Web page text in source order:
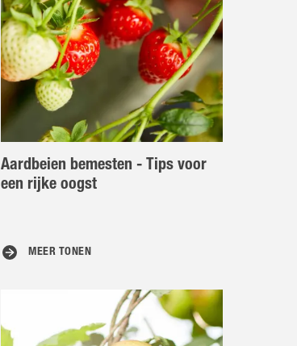
Aardbeien bemesten - Tips voor
een rijke oogst
MEER TONEN